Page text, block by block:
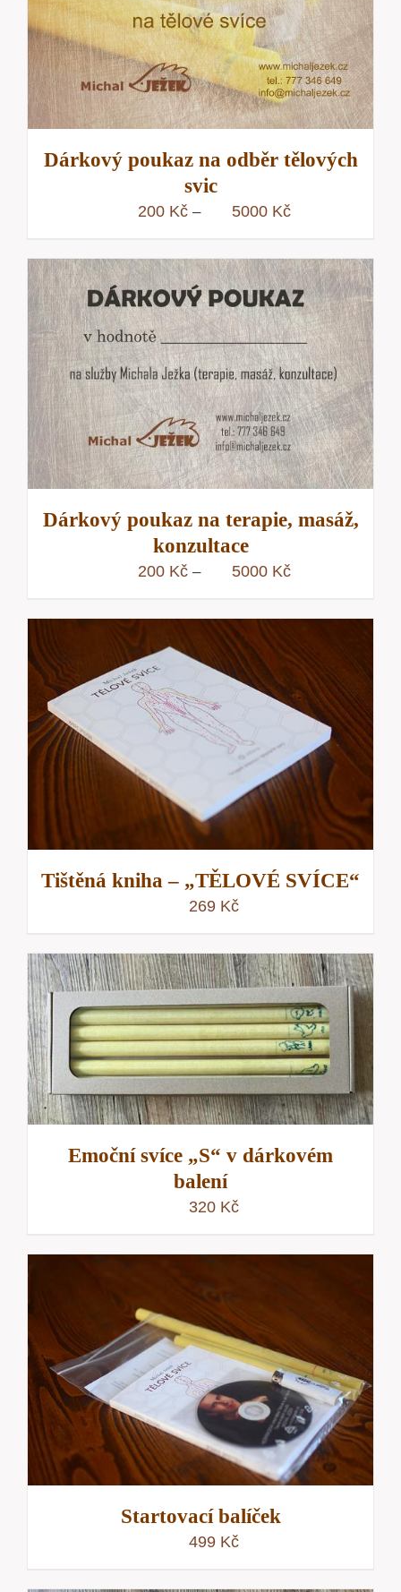
Dárkový poukaz na odběr tělových
svic
200 Kč – 5000 KčRozpětí
200 Kč
až
5000 Kč
Dárkový poukaz na terapie, masáž,
konzultace
200 Kč – 5000 KčRozpětí
200 Kč
až
5000 Kč
Tištěná kniha – „TĚLOVÉ SVÍCE“
269 Kč
Emoční svíce „S“ v dárkovém
balení
320 Kč
Startovací balíček
499 Kč